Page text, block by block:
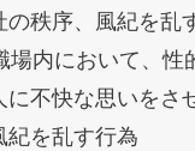
の秩序、風紀を乱
内において、性
に不快な思いをさ
紀を乱す行為